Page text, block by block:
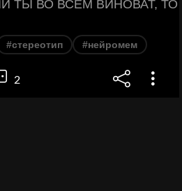
ТЫ ВО ВСЁМ ВИНОВАТ, ТО
#стереотип #нейромем
2